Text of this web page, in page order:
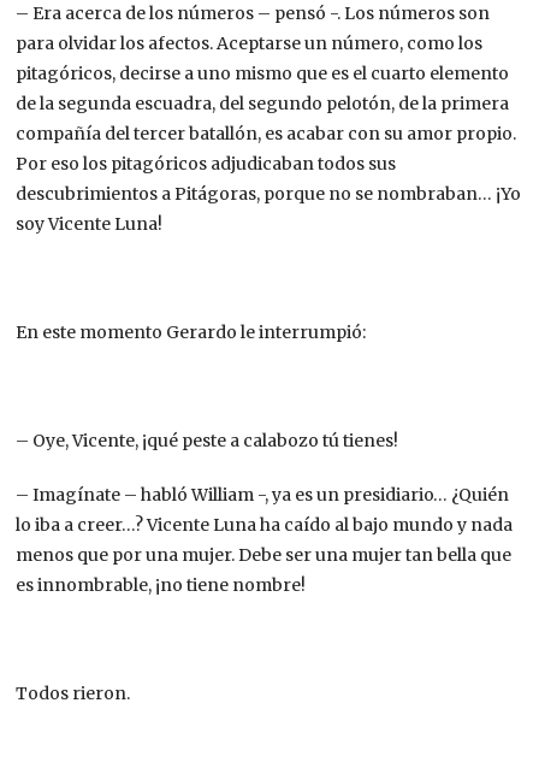
– Era acerca de los números – pensó -. Los números son
para olvidar los afectos. Aceptarse un número, como los
pitagóricos, decirse a uno mismo que es el cuarto elemento
de la segunda escuadra, del segundo pelotón, de la primera
compañía del tercer batallón, es acabar con su amor propio.
Por eso los pitagóricos adjudicaban todos sus
descubrimientos a Pitágoras, porque no se nombraban… ¡Yo
soy Vicente Luna!
En este momento Gerardo le interrumpió:
– Oye, Vicente, ¡qué peste a calabozo tú tienes!
– Imagínate – habló William -, ya es un presidiario… ¿Quién
lo iba a creer…? Vicente Luna ha caído al bajo mundo y nada
menos que por una mujer. Debe ser una mujer tan bella que
es innombrable, ¡no tiene nombre!
Todos rieron.